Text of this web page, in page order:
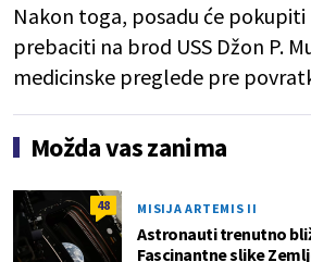
Nakon toga, posadu će
prebaciti na brod USS Džon P.
medicinske preglede pre
Možda vas zanima
48 MISIJA ARTEMIS II
Astronauti trenutno
Fascinantne slike